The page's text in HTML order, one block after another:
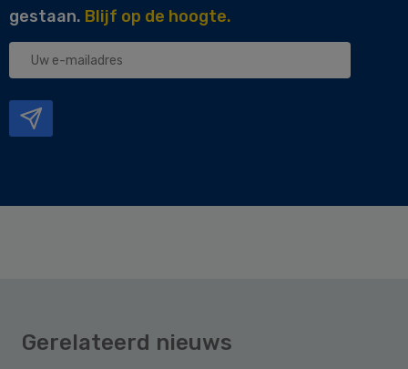
gestaan. Blijf op de hoogte.
Uw
Gerelateerd nieuws